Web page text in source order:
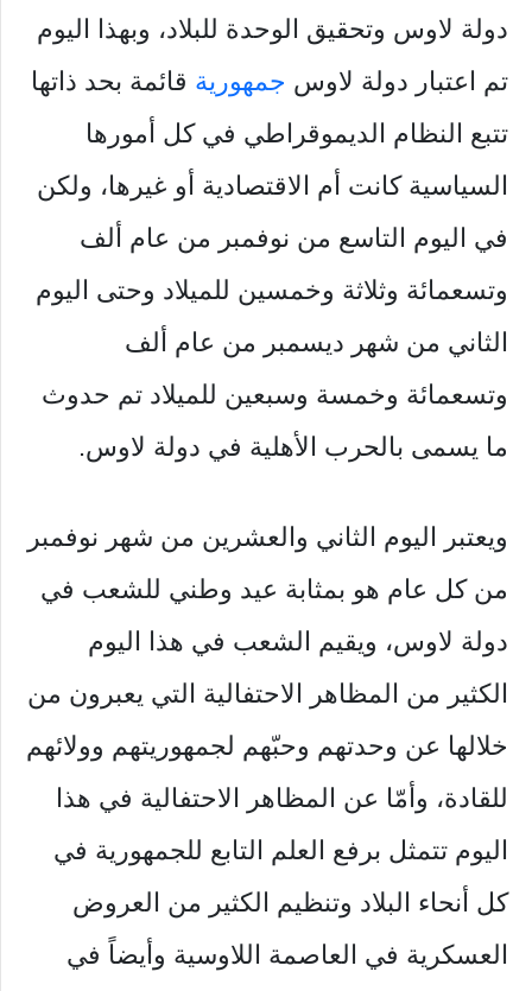
دولة لاوس وتحقيق الوحدة للبلاد، وبهذا اليوم
تم اعتبار دولة لاوس جمهورية قائمة بحد ذاتها
تتبع النظام الديموقراطي في كل أمورها
السياسية كانت أم الاقتصادية أو غيرها، ولكن
في اليوم التاسع من نوفمبر من عام ألف
وتسعمائة وثلاثة وخمسين للميلاد وحتى اليوم
الثاني من شهر ديسمبر من عام ألف
وتسعمائة وخمسة وسبعين للميلاد تم حدوث
ما يسمى بالحرب الأهلية في دولة لاوس.
ويعتبر اليوم الثاني والعشرين من شهر نوفمبر
من كل عام هو بمثابة عيد وطني للشعب في
دولة لاوس، ويقيم الشعب في هذا اليوم
الكثير من المظاهر الاحتفالية التي يعبرون من
خلالها عن وحدتهم وحبّهم لجمهوريتهم وولائهم
للقادة، وأمّا عن المظاهر الاحتفالية في هذا
اليوم تتمثل برفع العلم التابع للجمهورية في
كل أنحاء البلاد وتنظيم الكثير من العروض
العسكرية في العاصمة اللاوسية وأيضاً في